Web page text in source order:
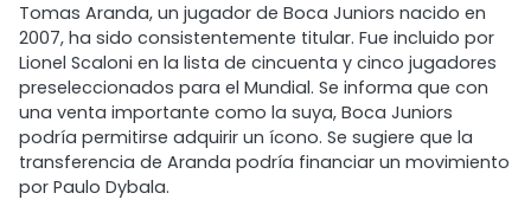
Tomas Aranda, un jugador de Boca Juniors nacido en
2007, ha sido consistentemente titular. Fue incluido por
Lionel Scaloni en la lista de cincuenta y cinco jugadores
preseleccionados para el Mundial. Se informa que con
una venta importante como la suya, Boca Juniors
podría permitirse adquirir un ícono. Se sugiere que la
transferencia de Aranda podría financiar un movimiento
por Paulo Dybala.